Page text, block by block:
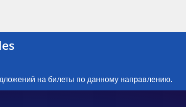
на билеты по данному направлению.